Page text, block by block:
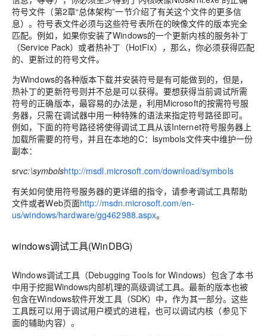
符号文件（第2章“总体架构”一节介绍了有关这个文件的更多信
息）。符号表文件必须与这些符号表所在的映像文件的版本完全
匹配。例如，如果你安装了Windows的一个更新内核的服务补丁
（Service Pack）或者热补丁（HotFix），那么，你必须获得匹配
的、更新过的符号文件。
为Windows的各种版本下载并安装符号是有可能做到的，但是，
热补丁的更新符号则并不总是可以获得。要想获得当前调试所需
符号的正确版本，最容易的办法是，利用Microsoft的按需符号服
务器，只需在调试器中用一种特殊的语法来指定符号路径即可。
例如，下面的符号路径将使得调试工具从该Internet符号服务器上
加载所需要的符号，并且在本地的C：lsymbols文件夹中维护一份
副本：
srvc:\symbolshttp://msdl.microsoft.com/download/symbols
有关如何使用符号服务器的更详细的指令，请参考调试工具帮助
文件或者Web页面http://msdn.microsoft.com/en-
us/windows/hardware/gg462988.aspx。
windows调试工具(WinDBG)
Windows调试工具（Debugging Tools for Windows）包含了本书
中用于挖掘Windows内部机理的高级调试工具。最新的版本也被
包含在Windows软件开发工具（SDK）中，作为其一部分。这些
工具既可以用于调试用户模式的进程，也可以调试内核（参见下
面的辅助内容）。